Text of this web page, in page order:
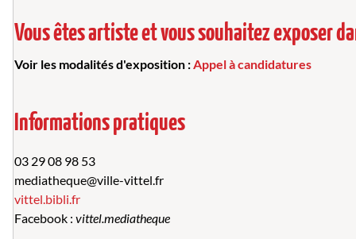
Vous êtes artiste et vous souhaitez exposer
Voir les modalités d'exposition :Appel à candidatures
Informations pratiques
03 29 08 98 53
mediatheque@ville-vittel.fr
vittel.bibli.fr
Facebook : vittel.mediatheque